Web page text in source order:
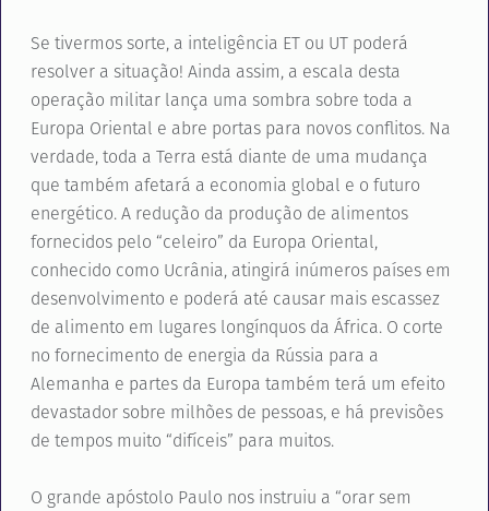
Se tivermos sorte, a inteligência ET ou UT poderá
resolver a situação! Ainda assim, a escala desta
operação militar lança uma sombra sobre toda a
Europa Oriental e abre portas para novos conflitos. Na
verdade, toda a Terra está diante de uma mudança
que também afetará a economia global e o futuro
energético. A redução da produção de alimentos
fornecidos pelo “celeiro” da Europa Oriental,
conhecido como Ucrânia, atingirá inúmeros países em
desenvolvimento e poderá até causar mais escassez
de alimento em lugares longínquos da África. O corte
no fornecimento de energia da Rússia para a
Alemanha e partes da Europa também terá um efeito
devastador sobre milhões de pessoas, e há previsões
de tempos muito “difíceis” para muitos.
O grande apóstolo Paulo nos instruiu a “orar sem